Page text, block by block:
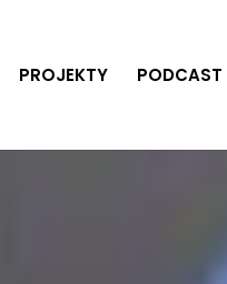
PROJEKTY PODCAST